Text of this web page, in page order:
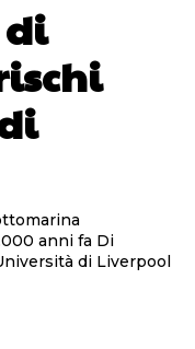
di
anni fa Di
di Liverpool